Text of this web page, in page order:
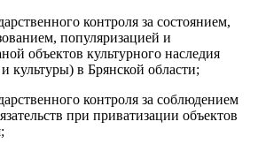
контроля за состоянием,
популяризацией и
объектов культурного наследия
культуры) в Брянской области;
контроля за соблюдением
при приватизации объектов